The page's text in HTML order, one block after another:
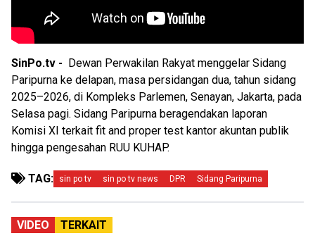
SinPo.tv -
Dewan Perwakilan Rakyat menggelar Sidang
Paripurna ke delapan, masa persidangan dua, tahun sidang
2025–2026, di Kompleks Parlemen, Senayan, Jakarta, pada
Selasa pagi. Sidang Paripurna beragendakan laporan
Komisi XI terkait fit and proper test kantor akuntan publik
hingga pengesahan RUU KUHAP.
TAG: sin po tv sin po tv news DPR Sidang Paripurna
VIDEO TERKAIT